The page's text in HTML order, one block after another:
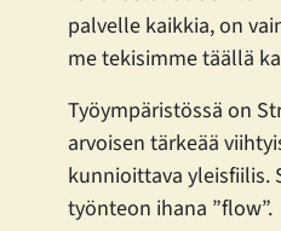
palvelle kaikkia, on
me tekisimme täällä
Työympäristössä on
arvoisen tärkeää
kunnioittava yleisfiilis.
työnteon ihana ”flow”.